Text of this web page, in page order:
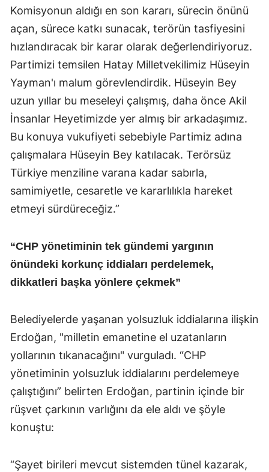
Komisyonun aldığı en son kararı, sürecin önünü
açan, sürece katkı sunacak, terörün tasfiyesini
hızlandıracak bir karar olarak değerlendiriyoruz.
Partimizi temsilen Hatay Milletvekilimiz Hüseyin
Yayman'ı malum görevlendirdik. Hüseyin Bey
uzun yıllar bu meseleyi çalışmış, daha önce Akil
İnsanlar Heyetimizde yer almış bir arkadaşımız.
Bu konuya vukufiyeti sebebiyle Partimiz adına
çalışmalara Hüseyin Bey katılacak. Terörsüz
Türkiye menziline varana kadar sabırla,
samimiyetle, cesaretle ve kararlılıkla hareket
etmeyi sürdüreceğiz.”
“CHP yönetiminin tek gündemi yargının
önündeki korkunç iddiaları perdelemek,
dikkatleri başka yönlere çekmek”
Belediyelerde yaşanan yolsuzluk iddialarına ilişkin
Erdoğan, "milletin emanetine el uzatanların
yollarının tıkanacağını" vurguladı. “CHP
yönetiminin yolsuzluk iddialarını perdelemeye
çalıştığını” belirten Erdoğan, partinin içinde bir
rüşvet çarkının varlığını da ele aldı ve şöyle
konuştu:
“Şayet birileri mevcut sistemden tünel kazarak,